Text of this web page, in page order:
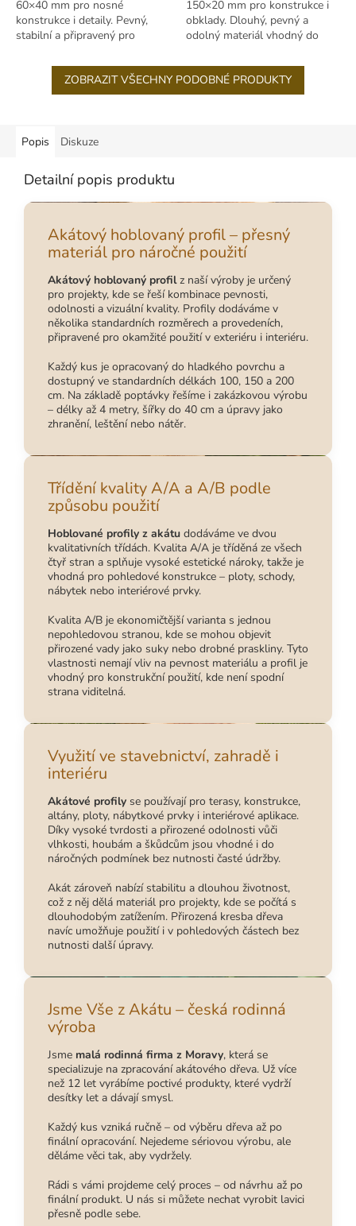
60×40 mm pro nosné
konstrukce i detaily. Pevný,
stabilní a připravený pro
150×20 mm pro konstrukce i
obklady. Dlouhý, pevný a
odolný materiál vhodný do
ZOBRAZIT VŠECHNY PODOBNÉ PRODUKTY
Popis Diskuze
Detailní popis produktu
Akátový hoblovaný profil – přesný
materiál pro náročné použití
Akátový hoblovaný profilz naší výroby je určený
pro projekty, kde se řeší kombinace pevnosti,
odolnosti a vizuální kvality. Profily dodáváme v
několika standardních rozměrech a provedeních,
připravené pro okamžité použití v exteriéru i interiéru.
Každý kus je opracovaný do hladkého povrchu a
dostupný ve standardních délkách 100, 150 a 200
cm. Na základě poptávky řešíme i zakázkovou výrobu
– délky až 4 metry, šířky do 40 cm a úpravy jako
zhranění, leštění nebo nátěr.
Třídění kvality A/A a A/B podle
způsobu použití
Hoblované profily z akátu dodáváme ve dvou
kvalitativních třídách. Kvalita A/A je tříděná ze všech
čtyř stran a splňuje vysoké estetické nároky, takže je
vhodná pro pohledové konstrukce – ploty, schody,
nábytek nebo interiérové prvky.
Kvalita A/B je ekonomičtější varianta s jednou
nepohledovou stranou, kde se mohou objevit
přirozené vady jako suky nebo drobné praskliny. Tyto
vlastnosti nemají vliv na pevnost materiálu a profil je
vhodný pro konstrukční použití, kde není spodní
strana viditelná.
Využití ve stavebnictví, zahradě i
interiéru
Akátové profily se používají pro terasy, konstrukce,
altány, ploty, nábytkové prvky i interiérové aplikace.
Díky vysoké tvrdosti a přirozené odolnosti vůči
vlhkosti, houbám a škůdcům jsou vhodné i do
náročných podmínek bez nutnosti časté údržby.
Akát zároveň nabízí stabilitu a dlouhou životnost,
což z něj dělá materiál pro projekty, kde se počítá s
dlouhodobým zatížením. Přirozená kresba dřeva
navíc umožňuje použití i v pohledových částech bez
nutnosti další úpravy.
Jsme Vše z Akátu – česká rodinná
výroba
Jsme malá rodinná firma z Moravy, která se
specializuje na zpracování akátového dřeva. Už více
než 12 let vyrábíme poctivé produkty, které vydrží
desítky let a dávají smysl.
Každý kus vzniká ručně – od výběru dřeva až po
finální opracování. Nejedeme sériovou výrobu, ale
děláme věci tak, aby vydržely.
Rádi s vámi projdeme celý proces – od návrhu až po
finální produkt. U nás si můžete nechat vyrobit lavici
přesně podle sebe.